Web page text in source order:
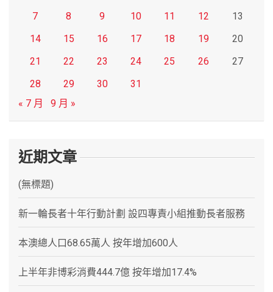
7
8 9 10 11 12
13
14
15 16 17 18 19
20
21
22 23 24 25 26
27
28
29 30
31
« 7 月
9 月 »
近期文章
(無標題)
新一輪長者十年行動計劃 設四專責小組推動長者服務
本澳總人口68.65萬人 按年增加600人
上半年非博彩消費444.7億 按年增加17.4%